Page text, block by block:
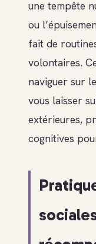
une tempête
ou
fait de
volontaires.
naviguer sur
vous laisser
extérieures,
cognitives